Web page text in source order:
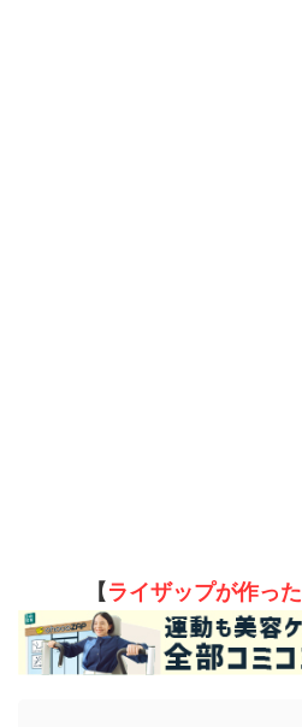
【ライザップが作った